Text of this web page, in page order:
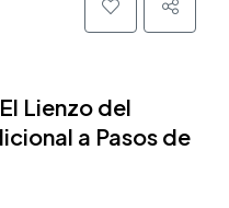
Lienzo del
a Pasos de